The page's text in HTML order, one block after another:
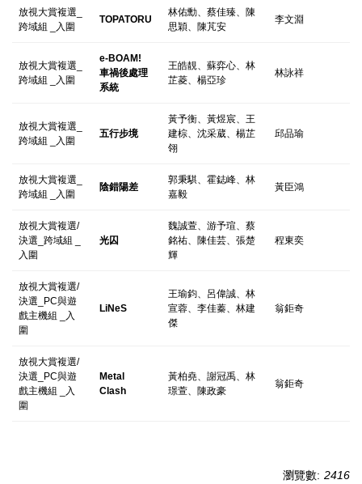
放視大賞複選_
跨域組 _入圍
TOPATORU
林佑勳、蔡佳臻、陳
思穎、陳芃安
李文淵
放視大賞複選_
跨域組 _入圍
e-BOAM!
車禍後處理
系統
王皓靚、蘇弈心、林
芷菱、楊亞珍
林詠祥
放視大賞複選_
跨域組 _入圍
五行步境
黃予衡、黃煜宸、王
建棕、沈采葳、楊芷
翎
邱品瑜
放視大賞複選_
跨域組 _入圍
陰錯陽差
郭秉騏、霍鋕峰、林
嘉毅
黃臣鴻
放視大賞複選/
決選_跨域組 _
入圍
光囚
魏誠萱、游予瑄、蔡
銘祐、陳佳芸、張楚
輝
程東奕
放視大賞複選/
決選_PC與遊
戲主機組 _入
圍
LiNeS
王瑜鈞、呂偉誠、林
宣蓉、李佳蓁、林建
傑
翁鉅奇
放視大賞複選/
決選_PC與遊
戲主機組 _入
圍
Metal
Clash
黃柏堯、謝冠禹、林
璟萱、陳政豪
翁鉅奇
瀏覽數: 2416